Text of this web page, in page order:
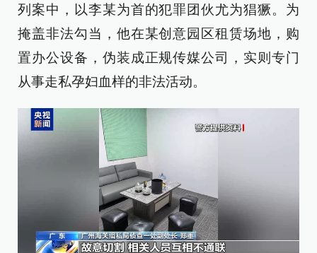
列案中，以李某为首的犯罪团伙尤为猖獗。为
掩盖非法勾当，他在某创意园区租赁场地，购
置办公设备，伪装成正规传媒公司，实则专门
从事走私孕妇血样的非法活动。